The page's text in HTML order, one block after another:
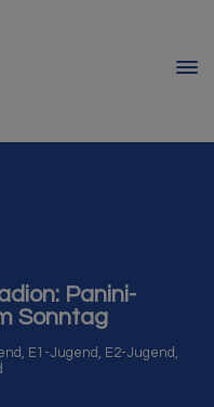
Panini-
Sonntag
, E1-Jugend, E2-Jugend,